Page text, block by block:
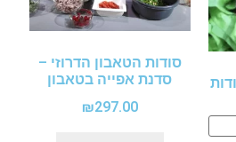
סודות הטאבון הדרוזי –
סדנת אפייה בטאבון
₪297.00